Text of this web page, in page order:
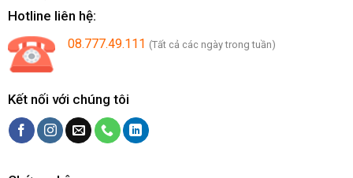
Hotline liên hệ:
08.777.49.111 (Tất cả các ngày trong tuần)
Kết nối với chúng tôi